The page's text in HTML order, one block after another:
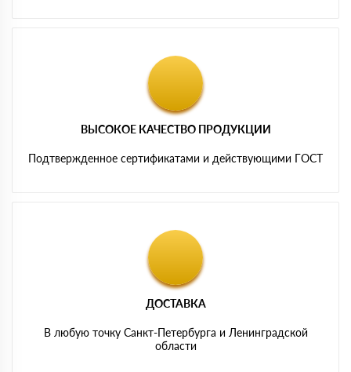
ВЫСОКОЕ КАЧЕСТВО ПРОДУКЦИИ
Подтвержденное сертификатами и действующими ГОСТ
ДОСТАВКА
В любую точку Санкт-Петербурга и Ленинградской
области